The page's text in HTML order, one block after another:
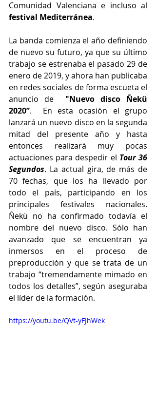
festival Mediterránea.
La banda comienza el año definiendo
de nuevo su futuro, ya que su último
trabajo se estrenaba el pasado 29 de
enero de 2019, y ahora han publicaba
en redes sociales de forma escueta el
anuncio de "Nuevo disco Ñekü
2020”.  En esta ocasión el grupo
lanzará un nuevo disco en la segunda
mitad del presente año y hasta
entonces realizará muy pocas
actuaciones para despedir el Tour 36
Segundos. La actual gira, de más de
70 fechas, que los ha llevado por
todo el país, participando en los
principales festivales nacionales.
Ñekü no ha confirmado todavía el
nombre del nuevo disco. Sólo han
avanzado que se encuentran ya
inmersos en el proceso de
preproducción y que se trata de un
trabajo “tremendamente mimado en
todos los detalles”, según aseguraba
el líder de la formación.
https://youtu.be/QVt-yFJhWek